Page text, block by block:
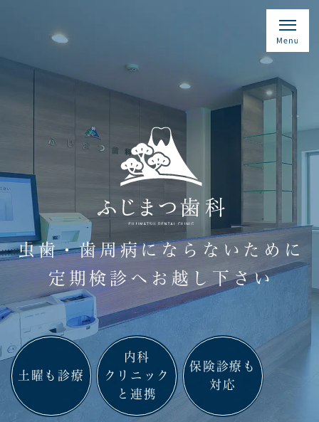
虫歯・歯周病にならないために
定期検診へお越し下さい
土曜も診療
内科
クリニック
と連携
保険診療も
対応